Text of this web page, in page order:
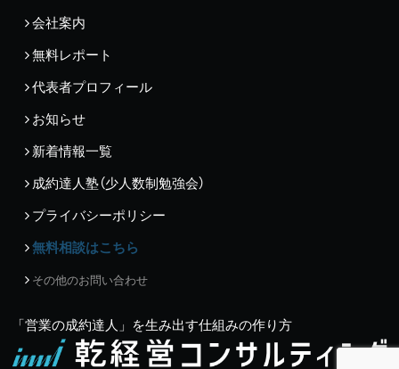
会社案内
無料レポート
代表者プロフィール
お知らせ
新着情報一覧
成約達人塾（少人数制勉強会）
プライバシーポリシー
無料相談はこちら
その他のお問い合わせ
「営業の成約達人」を生み出す仕組みの作り方